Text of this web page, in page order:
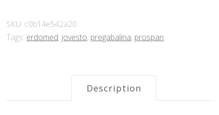
SKU: c0b14e542a20
Tags: erdomed, jovesto, pregabalina, prospan
Description